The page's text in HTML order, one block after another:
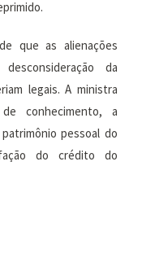
que as alienações
da
legais. A ministra
conhecimento, a
pessoal do
do crédito do